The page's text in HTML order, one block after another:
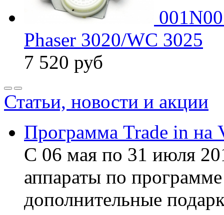
Phaser 3020/WC 3025
7 520 руб
Статьи, новости и акции
Программа Trade in на
С 06 мая по 31 июля
аппараты по
дополнительные